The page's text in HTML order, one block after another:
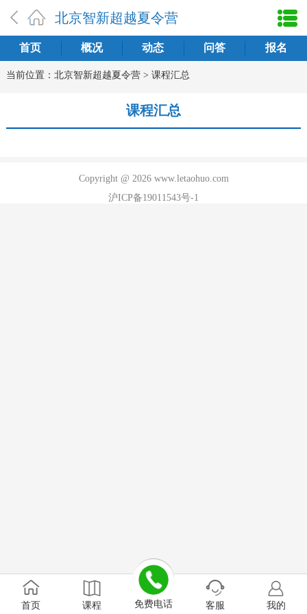
北京智新超越夏令营
首页 概况 动态 问答 报名
当前位置： 北京智新超越夏令营> 课程汇总
课程汇总
首页 课程 免费电话 客服 我的
Copyright @ 2026 www.letaohuo.com
沪ICP备19011543号-1